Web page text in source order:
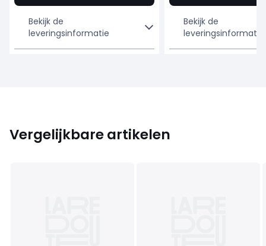
Bekijk de
leveringsinformatie
Bekijk de
leveringsinformatie
Vergelijkbare artikelen